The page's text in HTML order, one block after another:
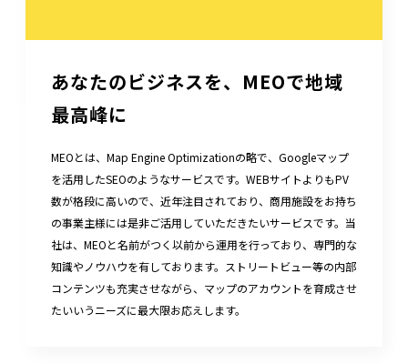
あなたのビジネスを、MEOで地域
最高峰に
MEOとは、Map Engine Optimizationの略で、Googleマップ
を活用したSEOのようなサービスです。WEBサイトよりもPV
数が格段に高いので、近年注目されており、商用施設をお持ち
の事業主様には是非ご活用していただきたいサービスです。当
社は、MEOと名前がつく以前から運用を行っており、専門的な
知識やノウハウを有しております。ストリートビュー等の内部
コンテンツも充実させながら、マップのアカウントを育成させ
たいいうニーズに最大限お応えします。